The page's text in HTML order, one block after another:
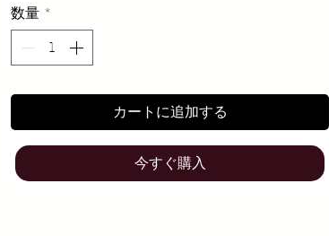
数量 *
カートに追加する
今すぐ購入